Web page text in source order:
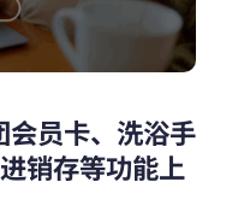
员卡、洗浴手
销存等功能上